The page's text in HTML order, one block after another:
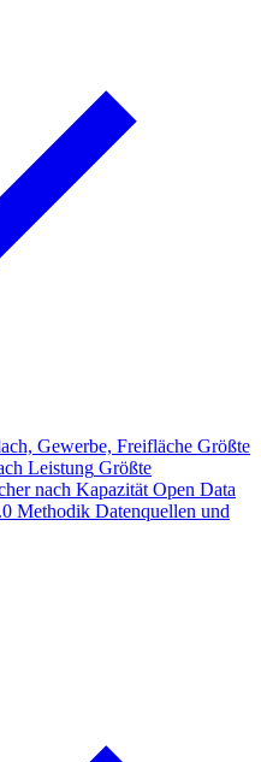
Gewerbe, Freifläche Größte
Leistung Größte
nach Kapazität Open Data
Methodik Datenquellen und